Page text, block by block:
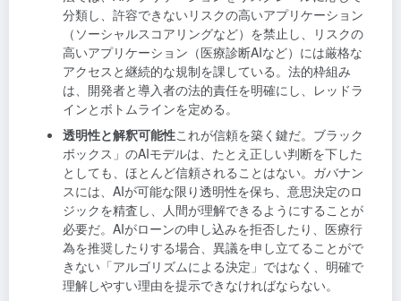
分類し、許容できないリスクの高いアプリケーション
（ソーシャルスコアリングなど）を禁止し、リスクの
高いアプリケーション（医療診断AIなど）には厳格な
アクセスと継続的な規制を課している。法的枠組み
は、開発者と導入者の法的責任を明確にし、レッドラ
インとボトムラインを定める。
透明性と解釈可能性これが信頼を築く鍵だ。ブラック
ボックス」のAIモデルは、たとえ正しい判断を下した
としても、ほとんど信頼されることはない。ガバナン
スには、AIが可能な限り透明性を保ち、意思決定のロ
ジックを精査し、人間が理解できるようにすることが
必要だ。AIがローンの申し込みを拒否したり、医療行
為を推奨したりする場合、異議を申し立てることがで
きない「アルゴリズムによる決定」ではなく、明確で
理解しやすい理由を提示できなければならない。